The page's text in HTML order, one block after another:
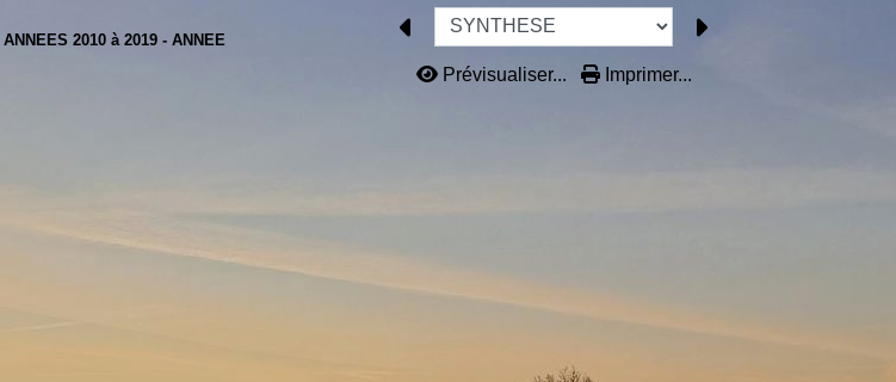
ANNEES 2010 à 2019 - ANNEE
Prévisualiser... Imprimer...